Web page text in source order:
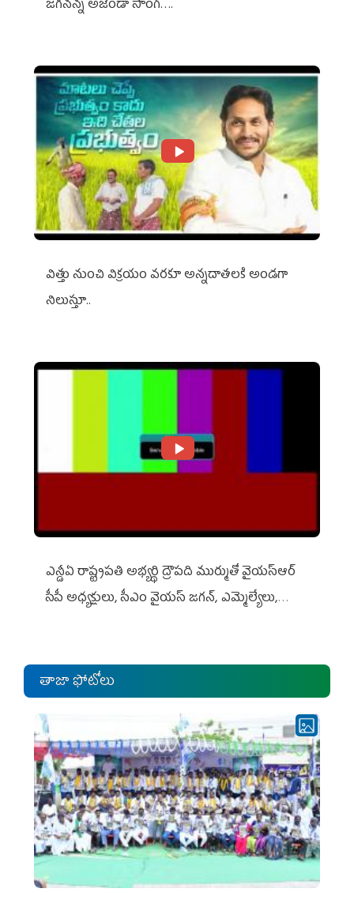
జగనన్న అజెండా సాంగ్….
విత్తు నుంచి విక్రయం వరకూ అన్నదాతలకి అండగా
నిలుస్తూ..
ఎన్డీఏ రాష్ట్ర‌ప‌తి అభ్య‌ర్థి ద్రౌప‌ది ముర్ముతో వైయ‌స్ఆర్
సీపీ అధ్య‌క్షులు, సీఎం వైయ‌స్ జ‌గ‌న్, ఎమ్మెల్యేలు,
తాజా ఫోటోలు